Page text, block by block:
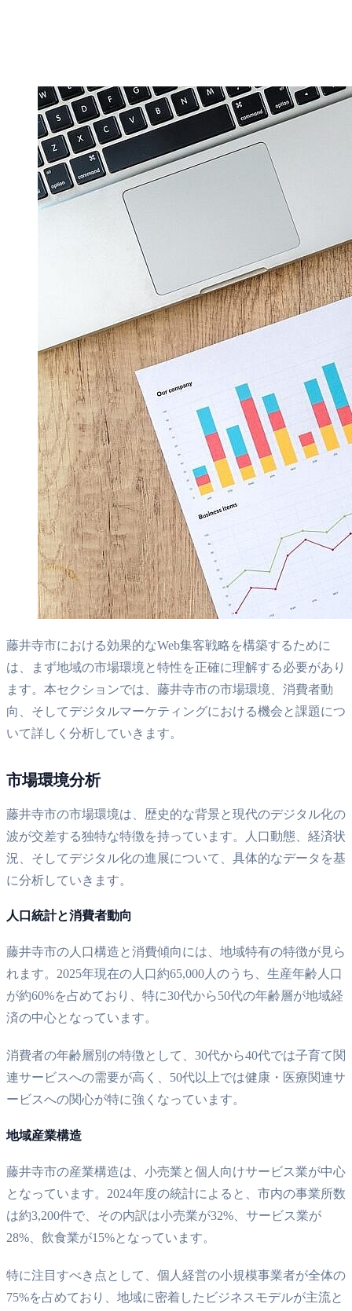
藤井寺市における効果的なWeb集客戦略を構築するために
は、まず地域の市場環境と特性を正確に理解する必要があり
ます。本セクションでは、藤井寺市の市場環境、消費者動
向、そしてデジタルマーケティングにおける機会と課題につ
いて詳しく分析していきます。
市場環境分析
藤井寺市の市場環境は、歴史的な背景と現代のデジタル化の
波が交差する独特な特徴を持っています。人口動態、経済状
況、そしてデジタル化の進展について、具体的なデータを基
に分析していきます。
人口統計と消費者動向
藤井寺市の人口構造と消費傾向には、地域特有の特徴が見ら
れます。2025年現在の人口約65,000人のうち、生産年齢人口
が約60%を占めており、特に30代から50代の年齢層が地域経
済の中心となっています。
消費者の年齢層別の特徴として、30代から40代では子育て関
連サービスへの需要が高く、50代以上では健康・医療関連サ
ービスへの関心が特に強くなっています。
地域産業構造
藤井寺市の産業構造は、小売業と個人向けサービス業が中心
となっています。2024年度の統計によると、市内の事業所数
は約3,200件で、その内訳は小売業が32%、サービス業が
28%、飲食業が15%となっています。
特に注目すべき点として、個人経営の小規模事業者が全体の
75%を占めており、地域に密着したビジネスモデルが主流と